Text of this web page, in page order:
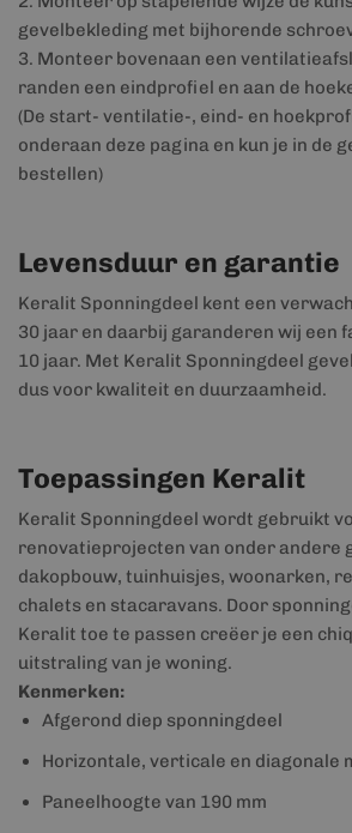
gevelbekleding met bijhorende
3. Monteer bovenaan een
randen een eindprofiel en aan de
(De start- ventilatie-, eind- en
onderaan deze pagina en kun je in de
bestellen)
Levensduur en garantie
Keralit Sponningdeel kent een
30 jaar en daarbij garanderen wij een
10 jaar. Met Keralit Sponningdeel
dus voor kwaliteit en duurzaamheid.
Toepassingen Keralit
Keralit Sponningdeel wordt gebruikt
renovatieprojecten van onder andere
dakopbouw, tuinhuisjes, woonarken,
chalets en stacaravans. Door
Keralit toe te passen creëer je een
uitstraling van je woning.
Kenmerken:
Afgerond diep sponningdeel
Horizontale, verticale en diagonale
Paneelhoogte van 190 mm